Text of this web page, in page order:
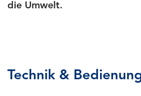
die Umwelt.
Technik &